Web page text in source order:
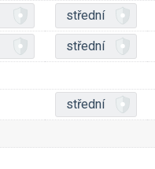
střední
střední
střední